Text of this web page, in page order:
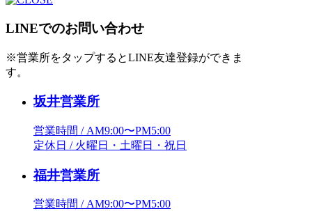
LINEでのお問い合わせ
※営業所をタップするとLINE友達登録ができま
す。
坂井営業所
営業時間 / AM9:00〜PM5:00
定休日 / 火曜日・土曜日・祝日
福井営業所
営業時間 / AM9:00〜PM5:00